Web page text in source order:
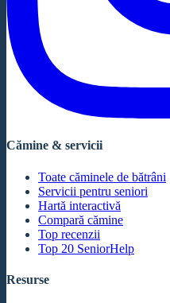
Cămine & servicii
Toate căminele de bătrâni
Servicii pentru seniori
Hartă interactivă
Compară cămine
Top recenzii
Top 20 SeniorHelp
Resurse